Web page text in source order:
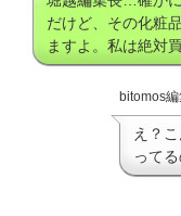
だけど、その化粧
ますよ。私は絶対
bitomos
え？
って